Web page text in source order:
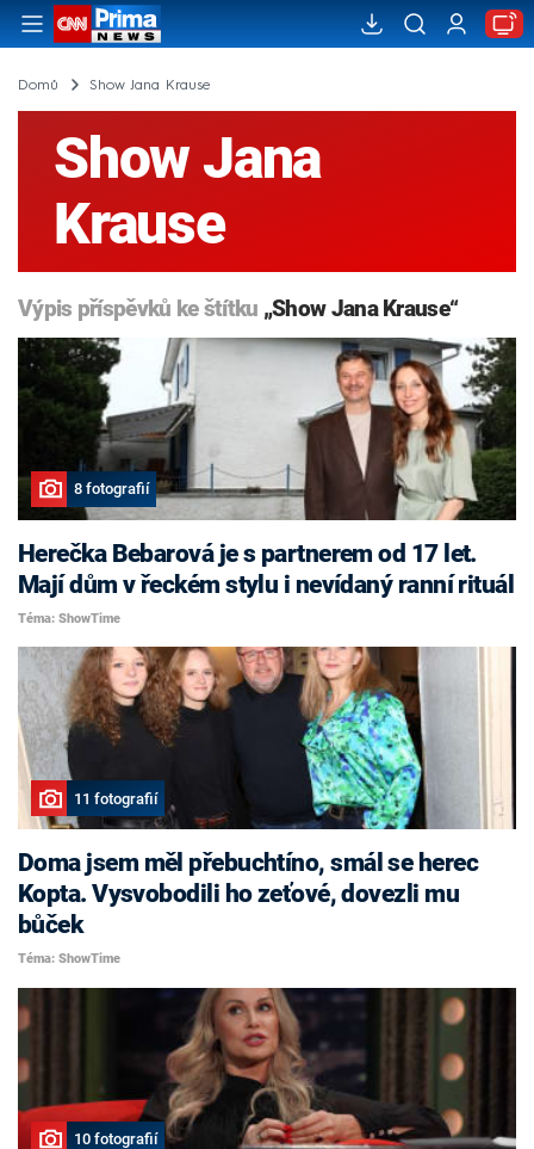
Domů Show Jana Krause
Show Jana
Krause
Výpis příspěvků ke štítku „Show Jana Krause“
8 fotografií
Herečka Bebarová je s partnerem od 17 let.
Mají dům v řeckém stylu i nevídaný ranní rituál
Téma: ShowTime
11 fotografií
Doma jsem měl přebuchtíno, smál se herec
Kopta. Vysvobodili ho zeťové, dovezli mu
bůček
Téma: ShowTime
10 fotografií